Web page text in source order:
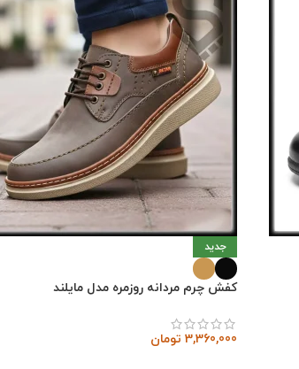
جدید
کفش چرم مردانه روزمره مدل مایلند
3,360,000 تومان